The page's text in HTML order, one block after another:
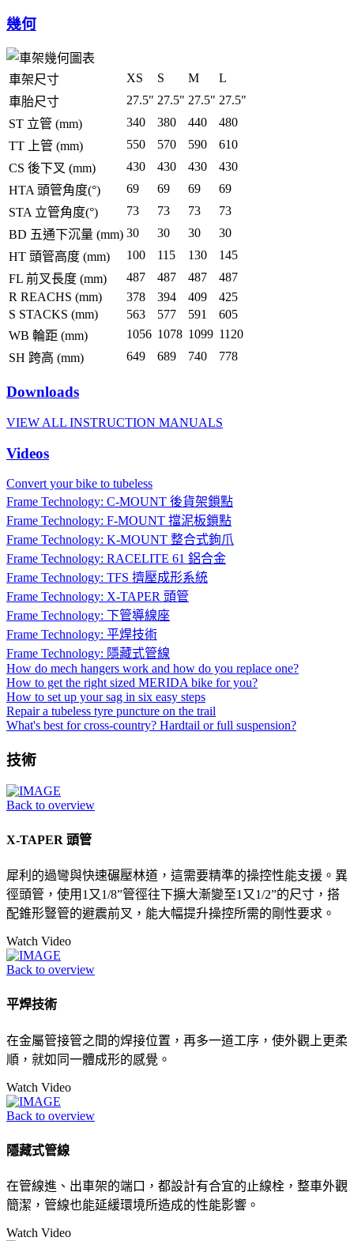
幾何
車架尺寸 XS S M
L
車胎尺寸
27.5" 27.5" 27.5" 27.5"
ST 立管 (mm)
340 380 440
480
TT 上管 (mm)
550 570 590
610
CS 後下叉 (mm)
430 430 430
430
HTA 頭管角度(°)
69 69 69
69
STA 立管角度(°)
73 73 73
73
BD 五通下沉量 (mm) 30 30 30
30
HT 頭管高度 (mm)
100 115 130
145
FL 前叉長度 (mm)
487 487 487
487
R REACHS (mm)
378 394 409
425
S STACKS (mm)
563 577 591
605
WB 輪距 (mm)
1056 1078 1099 1120
SH 跨高 (mm)
649 689 740 778
Downloads
VIEW ALL INSTRUCTION MANUALS
Videos
Convert your bike to tubeless
Frame Technology: C-MOUNT 後貨架鎖點
Frame Technology: F-MOUNT 擋泥板鎖點
Frame Technology: K-MOUNT 整合式鉤爪
Frame Technology: RACELITE 61 鋁合金
Frame Technology: TFS 擠壓成形系統
Frame Technology: X-TAPER 頭管
Frame Technology: 下管導線座
Frame Technology: 平焊技術
Frame Technology: 隱藏式管線
How do mech hangers work and how do you replace one?
How to get the right sized MERIDA bike for you?
How to set up your sag in six easy steps
Repair a tubeless tyre puncture on the trail
What's best for cross-country? Hardtail or full suspension?
技術
Back to overview
X-TAPER 頭管
犀利的過彎與快速碾壓林道，這需要精準的操控性能支援。異
徑頭管，使用1又1/8”管徑往下擴大漸變至1又1/2”的尺寸，搭
配錐形豎管的避震前叉，能大幅提升操控所需的剛性要求。
Watch Video
Back to overview
平焊技術
在金屬管接管之間的焊接位置，再多一道工序，使外觀上更柔
順，就如同一體成形的感覺。
Watch Video
Back to overview
隱藏式管線
在管線進、出車架的端口，都設計有合宜的止線栓，整車外觀
簡潔，管線也能延緩環境所造成的性能影響。
Watch Video